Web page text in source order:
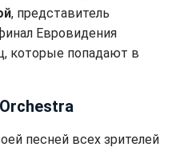
, представитель
Евровидения
которые попадают в
песней всех зрителей